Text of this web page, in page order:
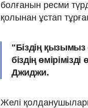
болғанын ресми
қолынан ұстап
"Біздің қызымыз
біздің
Джиджи.
Желі